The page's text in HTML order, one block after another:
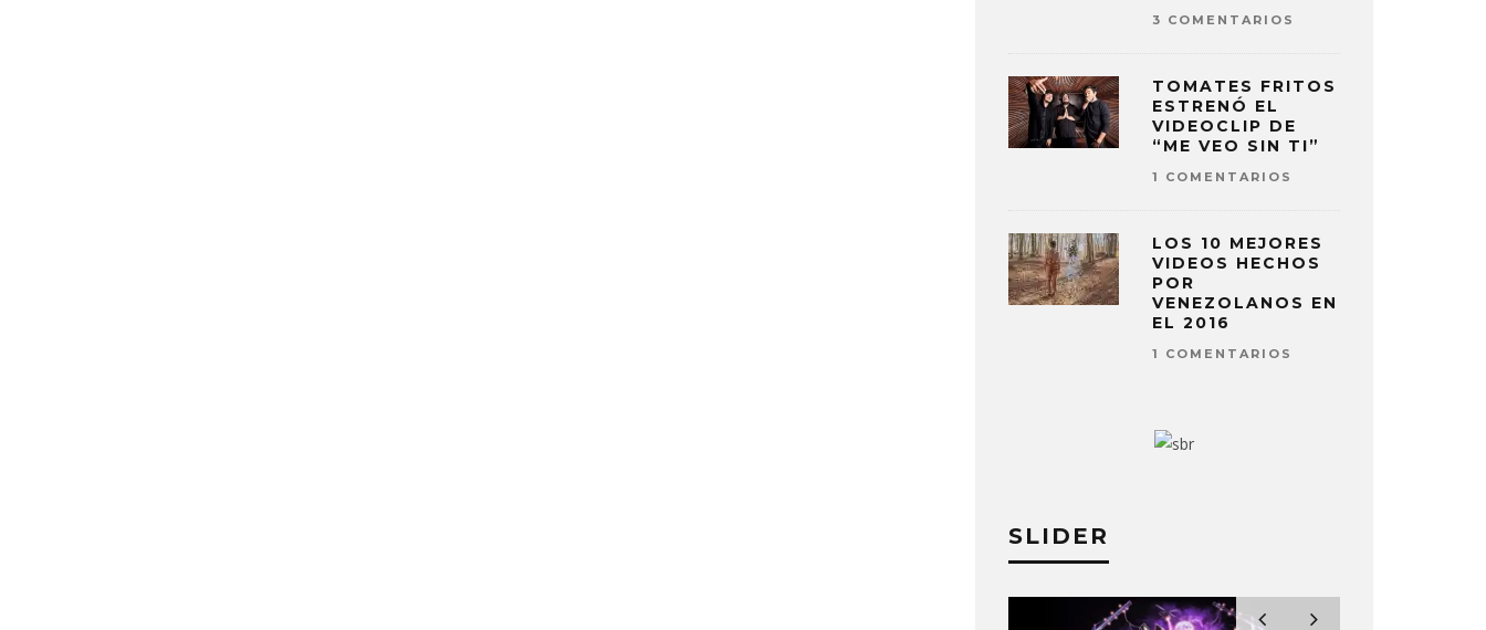
3 COMENTARIOS
TOMATES FRITOS
ESTRENÓ EL
VIDEOCLIP DE
“ME VEO SIN TI”
1 COMENTARIOS
LOS 10 MEJORES
VIDEOS HECHOS
POR
VENEZOLANOS EN
EL 2016
1 COMENTARIOS
SLIDER